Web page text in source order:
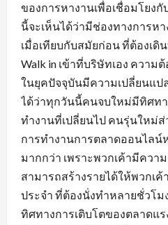
ของการหางานเพื่อเชื่อมโยง
นี้จะเห็นได้ว่ามีช่องทางการ
เมื่อเทียบกับสมัยก่อน ที่ต้องเดิ
Walk in เข้าที่บริษัทเอง ความ
ในยุคปัจจุบันมีความเปลี่ยนแป
ได้ว่าทุกวันนี้คนจบใหม่มีทิศท
ทำงานที่เปลี่ยนไป คนรุ่นใหม่
การทำงานการตลาดออนไล
มากกว่า เพราะพวกเค้ามีคว
สามารถสร้างรายได้ให้พวกเ
ประจำ ที่ต้องนั่งทำหลายชั่วโม
ทิศทางการเติบโตของตลาดแ